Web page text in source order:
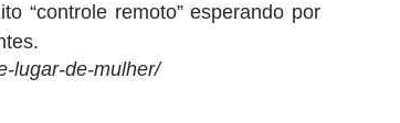
“controle remoto” esperando por
lugar-de-mulher/